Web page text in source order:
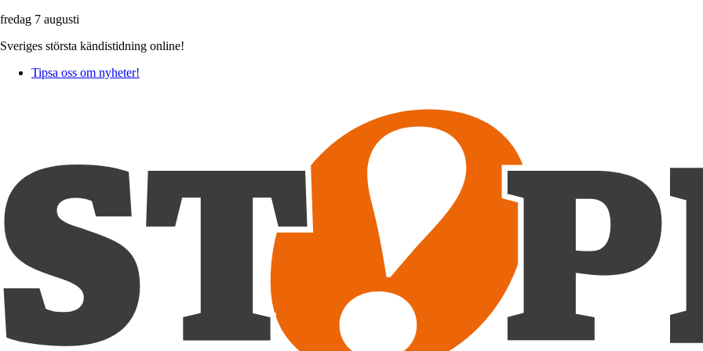
fredag 7 augusti
Sveriges största kändistidning online!
Tipsa oss om nyheter!